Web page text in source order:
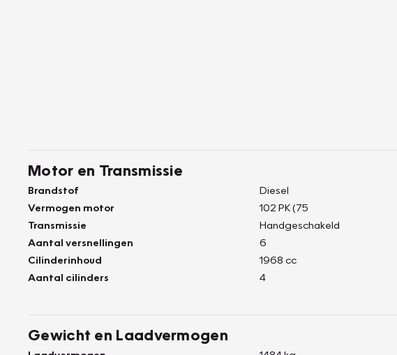
Motor en Transmissie
Brandstof
Diesel
Vermogen motor
102 PK (75
Transmissie
Handgeschakeld
Aantal versnellingen
6
Cilinderinhoud
1968 cc
Aantal cilinders
4
Gewicht en Laadvermogen